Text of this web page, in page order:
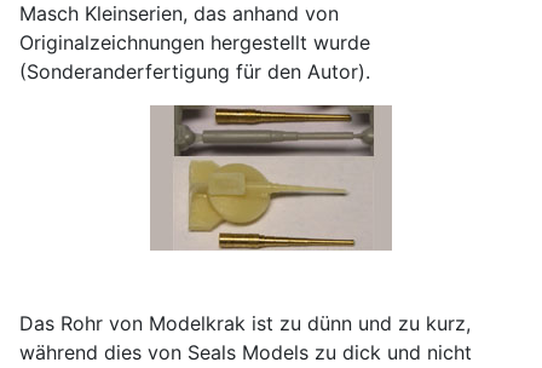
Masch Kleinserien, das anhand von
Originalzeichnungen hergestellt wurde
(Sonderanderfertigung für den Autor).
Das Rohr von Modelkrak ist zu dünn und zu kurz,
während dies von Seals Models zu dick und nicht